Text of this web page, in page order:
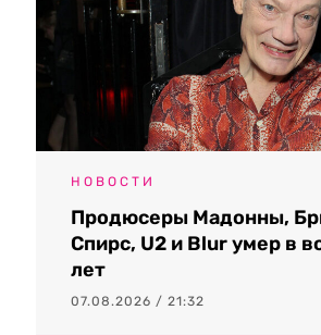
НОВОСТИ
Продюсеры Мадонны,
Спирс, U2 и Blur умер в
лет
07.08.2026 / 21:32